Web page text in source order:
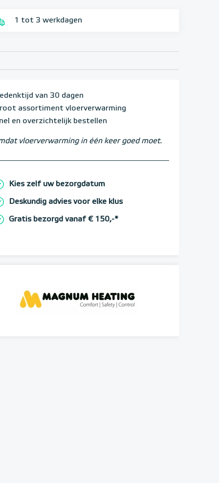
1 tot 3 werkdagen
van 30 dagen
assortiment vloerverwarming
en overzichtelijk bestellen
vloerverwarming in één keer goed moet.
Kies zelf uw bezorgdatum
Deskundig advies voor elke klus
Gratis bezorgd vanaf € 150,-*